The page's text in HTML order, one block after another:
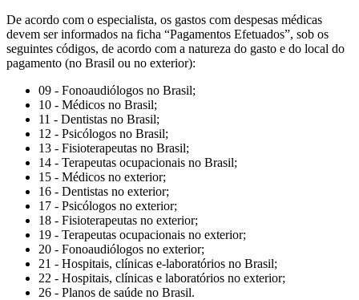
De acordo com o especialista, os gastos com despesas médicas
devem ser informados na ficha “Pagamentos Efetuados”, sob os
seguintes códigos, de acordo com a natureza do gasto e do local do
pagamento (no Brasil ou no exterior):
09 - Fonoaudiólogos no Brasil;
10 - Médicos no Brasil;
11 - Dentistas no Brasil;
12 - Psicólogos no Brasil;
13 - Fisioterapeutas no Brasil;
14 - Terapeutas ocupacionais no Brasil;
15 - Médicos no exterior;
16 - Dentistas no exterior;
17 - Psicólogos no exterior;
18 - Fisioterapeutas no exterior;
19 - Terapeutas ocupacionais no exterior;
20 - Fonoaudiólogos no exterior;
21 - Hospitais, clínicas e-laboratórios no Brasil;
22 - Hospitais, clínicas e laboratórios no exterior;
26 - Planos de saúde no Brasil.